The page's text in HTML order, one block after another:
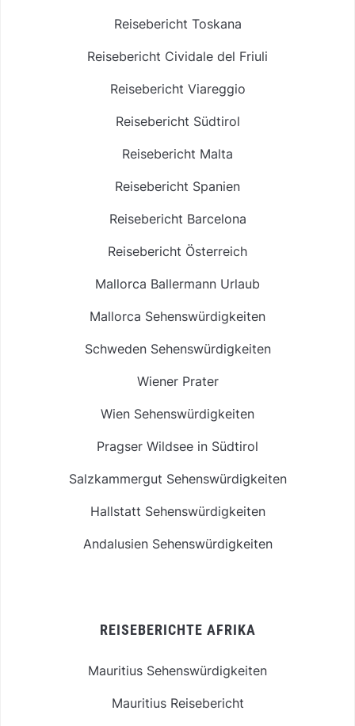
Reisebericht Toskana
Reisebericht Cividale del Friuli
Reisebericht Viareggio
Reisebericht Südtirol
Reisebericht Malta
Reisebericht Spanien
Reisebericht Barcelona
Reisebericht Österreich
Mallorca Ballermann Urlaub
Mallorca Sehenswürdigkeiten
Schweden Sehenswürdigkeiten
Wiener Prater
Wien Sehenswürdigkeiten
Pragser Wildsee in Südtirol
Salzkammergut Sehenswürdigkeiten
Hallstatt Sehenswürdigkeiten
Andalusien Sehenswürdigkeiten
REISEBERICHTE AFRIKA
Mauritius Sehenswürdigkeiten
Mauritius Reisebericht